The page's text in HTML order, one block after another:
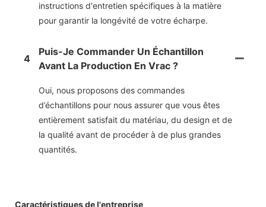
instructions d'entretien spécifiques à la matière
pour garantir la longévité de votre écharpe.
4
Puis-Je Commander Un Échantillon
Avant La Production En Vrac ?
Oui, nous proposons des commandes
d’échantillons pour nous assurer que vous êtes
entièrement satisfait du matériau, du design et de
la qualité avant de procéder à de plus grandes
quantités.
Caractéristiques de l'entreprise